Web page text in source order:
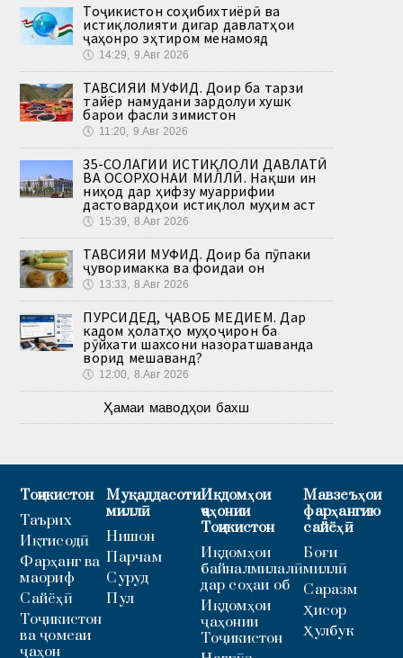
Тоҷикистон соҳибихтиёрӣ ва
истиқлолияти дигар давлатҳои
ҷаҳонро эҳтиром менамояд
🕔 14:29, 9.Авг 2026
ТАВСИЯИ МУФИД. Доир ба тарзи
тайёр намудани зардолуи хушк
барои фасли зимистон
🕔 11:20, 9.Авг 2026
35-СОЛАГИИ ИСТИҚЛОЛИ ДАВЛАТӢ
ВА ОСОРХОНАИ МИЛЛӢ. Нақши ин
ниҳод дар ҳифзу муаррифии
дастовардҳои истиқлол муҳим аст
🕔 15:39, 8.Авг 2026
ТАВСИЯИ МУФИД. Доир ба пӯпаки
ҷуворимакка ва фоидаи он
🕔 13:33, 8.Авг 2026
ПУРСИДЕД, ҶАВОБ МЕДИҲЕМ. Дар
кадом ҳолатҳо муҳоҷирон ба
рӯйхати шахсони назоратшаванда
ворид мешаванд?
🕔 12:00, 8.Авг 2026
Ҳамаи маводҳои бахш
Тоҷикистон
Таърих
Иқтисодӣ
Фарҳанг ва
маориф
Сайёҳӣ
Тоҷикистон
ва ҷомеаи
ҷаҳон
Муқаддасоти
миллӣ
Нишон
Парчам
Суруд
Пул
Иқдомҳои
ҷаҳонии
Тоҷикистон
Иқдомҳои
байналмилалӣ
дар соҳаи об
Иқдомҳои
ҷаҳонии
Тоҷикистон
Мавзеъҳои
фарҳангию
сайёҳӣ
Боғи
миллӣ
Саразм
Ҳисор
Ҳулбук